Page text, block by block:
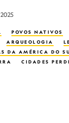
POVOS NATIVOS
ARQUEOLOGIA
DA AMÉRICA DO
CIDADES